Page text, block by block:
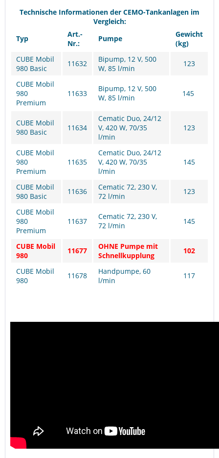
Technische Informationen der CEMO-Tankanlagen im
Vergleich:
Typ
Art.-
Nr.:
Pumpe
Gewicht
(kg)
CUBE Mobil
980 Basic
11632
Bipump, 12 V, 500
W, 85 l/min
123
CUBE Mobil
980
Premium
11633
Bipump, 12 V, 500
W, 85 l/min
145
CUBE Mobil
980 Basic
11634
Cematic Duo, 24/12
V, 420 W, 70/35
l/min
123
CUBE Mobil
980
Premium
11635
Cematic Duo, 24/12
V, 420 W, 70/35
l/min
145
CUBE Mobil
980 Basic
11636
Cematic 72, 230 V,
72 l/min
123
CUBE Mobil
980
Premium
11637
Cematic 72, 230 V,
72 l/min
145
CUBE Mobil
980
11677
OHNE Pumpe mit
Schnellkupplung
102
CUBE Mobil
980
11678
Handpumpe, 60
l/min
117